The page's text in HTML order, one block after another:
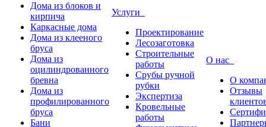
Дома из блоков и
кирпича
Каркасные дома
Дома из клееного
бруса
Дома из
оцилиндрованного
бревна
Дома из
профилированного
бруса
Бани
Услуги
Проектирование
Лесозаготовка
Строительные
работы
Срубы ручной
рубки
Экспертиза
Кровельные
работы
О нас
О
Отзывы